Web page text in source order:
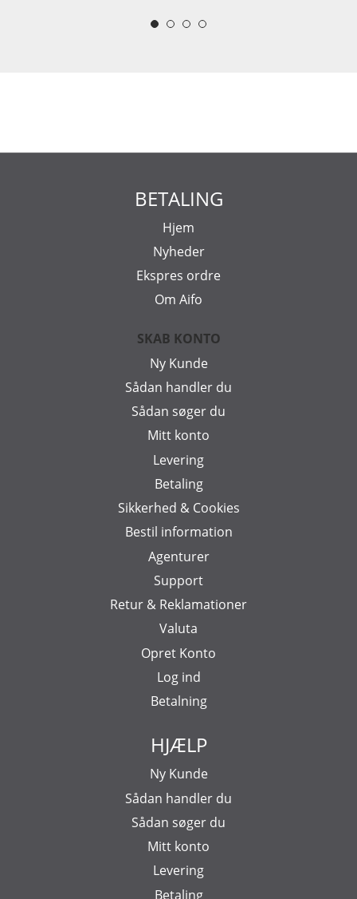
BETALING
Hjem
Nyheder
Ekspres ordre
Om Aifo
SKAB KONTO
Ny Kunde
Sådan handler du
Sådan søger du
Mitt konto
Levering
Betaling
Sikkerhed & Cookies
Bestil information
Agenturer
Support
Retur & Reklamationer
Valuta
Opret Konto
Log ind
Betalning
HJÆLP
Ny Kunde
Sådan handler du
Sådan søger du
Mitt konto
Levering
Betaling